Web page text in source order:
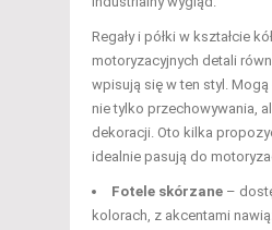
Regały i półki w kształcie
motoryzacyjnych detali
wpisują się w ten styl. Mogą
nie tylko przechowywania,
dekoracji. Oto kilka
idealnie pasują do
Fotele skórzane –
kolorach, z akcentami